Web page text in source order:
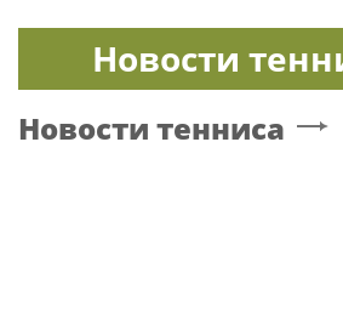
Новости
Новости тенниса